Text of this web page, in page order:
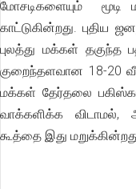
மோசடிகளையும் மூடி
காட்டுகின்றது. புதிய
புலத்து மக்கள் தகுந்த
குறைந்தளவான 18-20
மக்கள் தேர்தலை
வாக்களிக்க விடாமல்,
கூத்தை இது